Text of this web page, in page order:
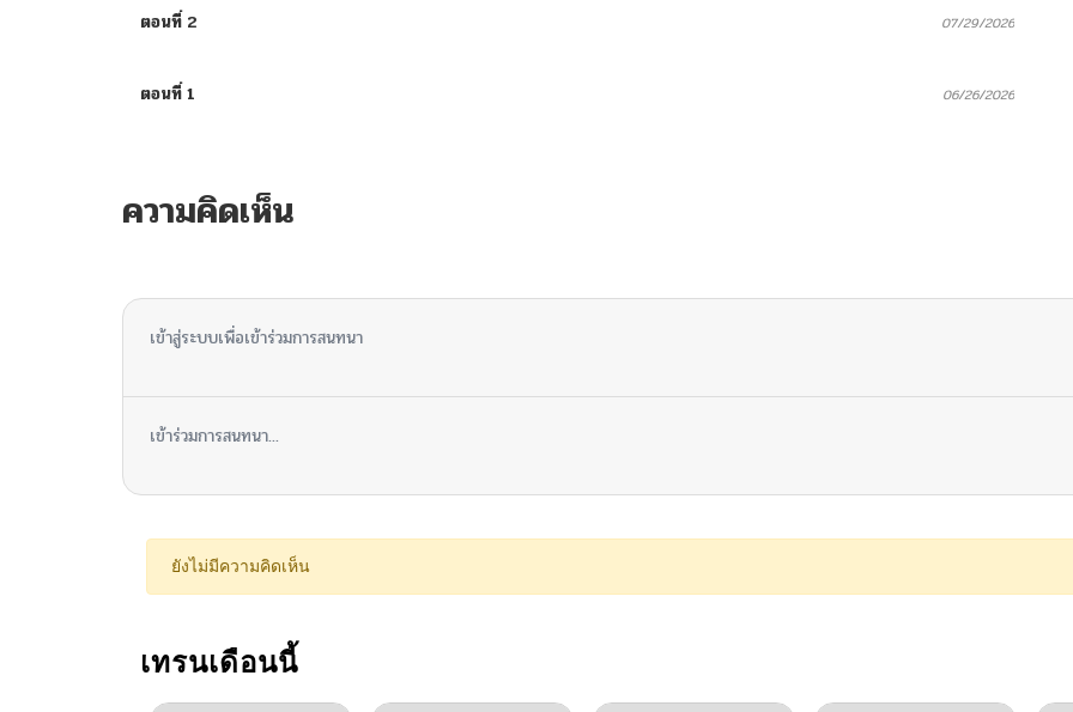
ตอนที่ 2 07/29/2026
ตอนที่ 1 06/26/2026
ความคิดเห็น
เข้าสู่ระบบเพื่อเข้าร่วมการสนทนา
เข้าร่วมการสนทนา...
ยังไม่มีความคิดเห็น
เทรนเดือนนี้